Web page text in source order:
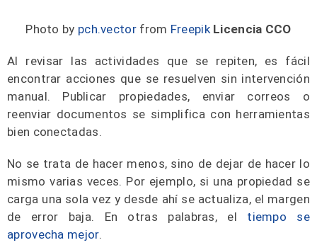
Photo by pch.vectorfrom Freepik Licencia CCO
Al revisar las actividades que se repiten, es fácil
encontrar acciones que se resuelven sin intervención
manual. Publicar propiedades, enviar correos o
reenviar documentos se simplifica con herramientas
bien conectadas.
No se trata de hacer menos, sino de dejar de hacer lo
mismo varias veces. Por ejemplo, si una propiedad se
carga una sola vez y desde ahí se actualiza, el margen
de error baja. En otras palabras, el tiempo se
aprovecha mejor.